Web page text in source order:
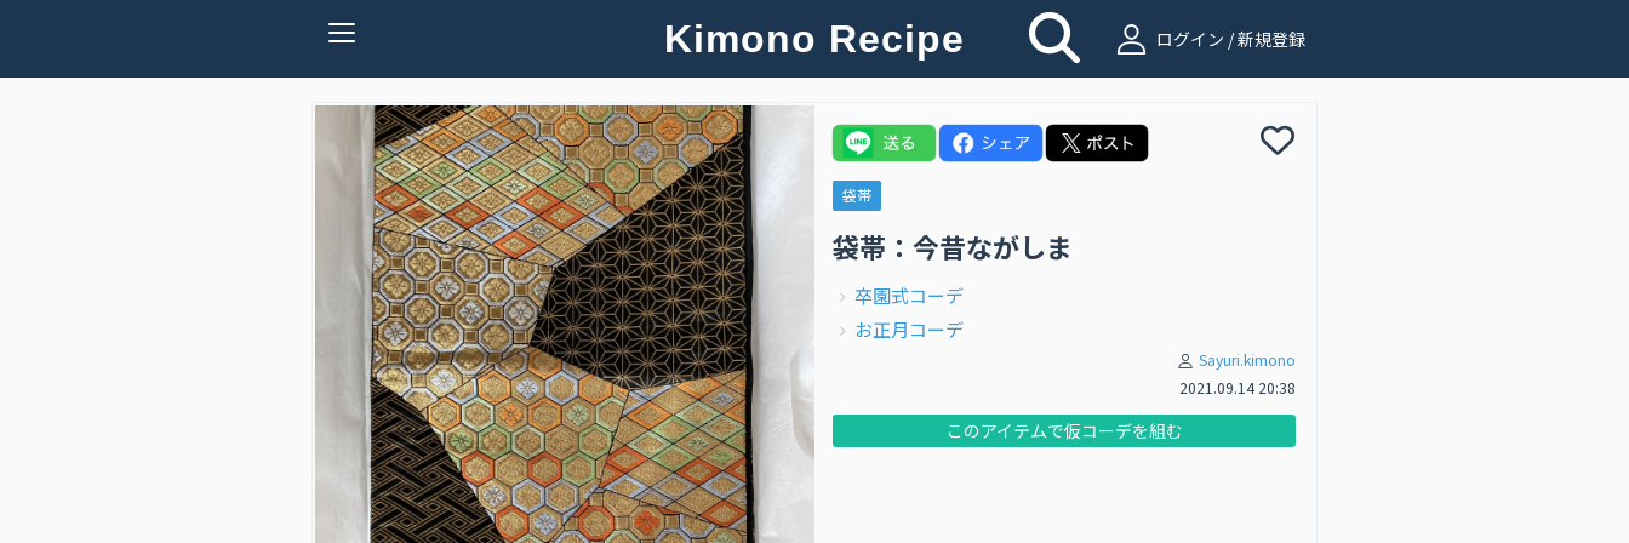
Kimono Recipe ログイン / 新規登録
袋帯
袋帯：今昔ながしま
卒園式コーデ
お正月コーデ
Sayuri.kimono
2021.09.14 20:38
このアイテムで仮コーデを組む